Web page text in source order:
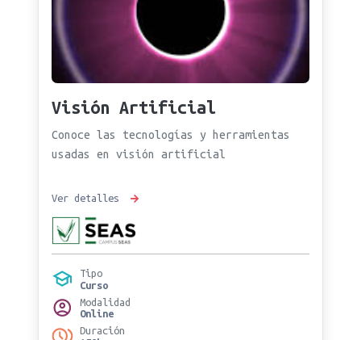
Visión Artificial
Conoce las tecnologías y herramientas
usadas en visión artificial
Ver detalles
Tipo
Curso
Modalidad
Online
Duración